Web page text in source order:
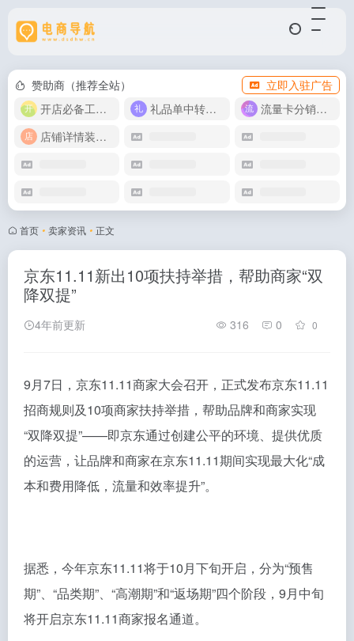
赞助商（推荐全站）
立即入驻广告
开店必备工具箱
礼品单中转同步单
流量卡分销代理
店铺详情装修模版
首页 • 卖家资讯 • 正文
京东11.11新出10项扶持举措，帮助商家“双
降双提”
4年前更新 316 0 0
9月7日，京东11.11商家大会召开，正式发布京东11.11
招商规则及10项商家扶持举措，帮助品牌和商家实现
“双降双提”——即京东通过创建公平的环境、提供优质
的运营，让品牌和商家在京东11.11期间实现最大化“成
本和费用降低，流量和效率提升”。
据悉，今年京东11.11将于10月下旬开启，分为“预售
期”、“品类期”、“高潮期”和“返场期”四个阶段，9月中旬
将开启京东11.11商家报名通道。